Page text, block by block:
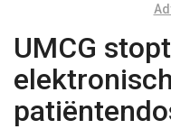
UMCG
elektronisch